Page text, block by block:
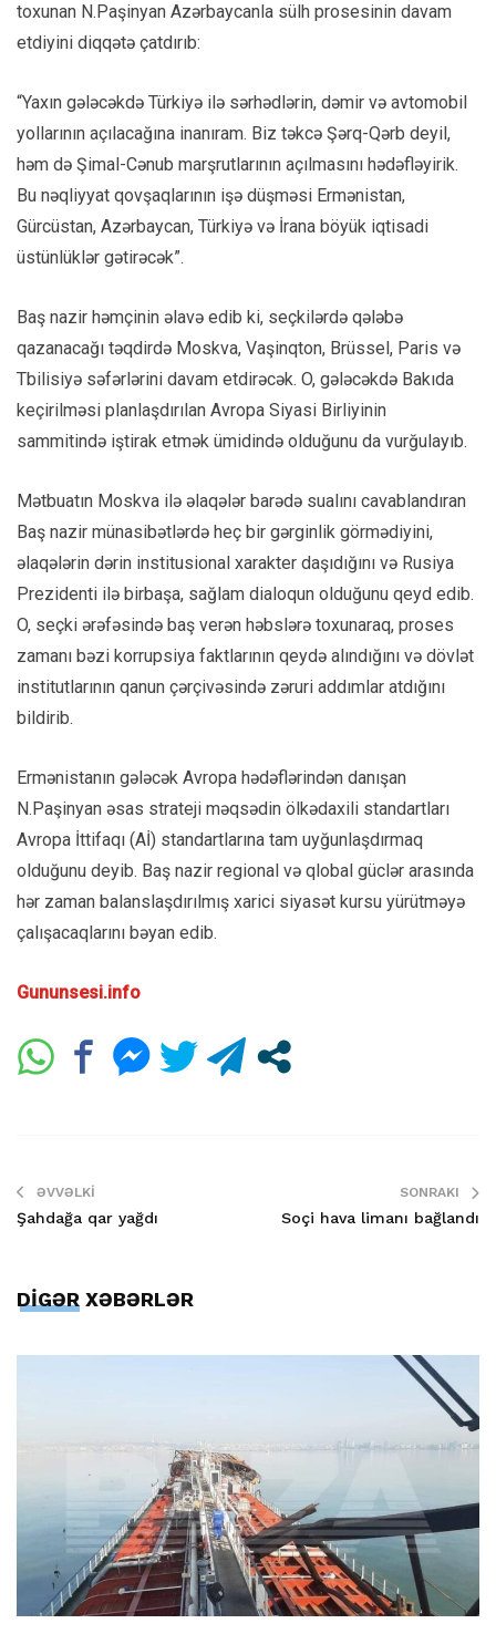
toxunan N.Paşinyan Azərbaycanla sülh prosesinin davam
etdiyini diqqətə çatdırıb:
“Yaxın gələcəkdə Türkiyə ilə sərhədlərin, dəmir və avtomobil
yollarının açılacağına inanıram. Biz təkcə Şərq-Qərb deyil,
həm də Şimal-Cənub marşrutlarının açılmasını hədəfləyirik.
Bu nəqliyyat qovşaqlarının işə düşməsi Ermənistan,
Gürcüstan, Azərbaycan, Türkiyə və İrana böyük iqtisadi
üstünlüklər gətirəcək”.
Baş nazir həmçinin əlavə edib ki, seçkilərdə qələbə
qazanacağı təqdirdə Moskva, Vaşinqton, Brüssel, Paris və
Tbilisiyə səfərlərini davam etdirəcək. O, gələcəkdə Bakıda
keçirilməsi planlaşdırılan Avropa Siyasi Birliyinin
sammitində iştirak etmək ümidində olduğunu da vurğulayıb.
Mətbuatın Moskva ilə əlaqələr barədə sualını cavablandıran
Baş nazir münasibətlərdə heç bir gərginlik görmədiyini,
əlaqələrin dərin institusional xarakter daşıdığını və Rusiya
Prezidenti ilə birbaşa, sağlam dialoqun olduğunu qeyd edib.
O, seçki ərəfəsində baş verən həbslərə toxunaraq, proses
zamanı bəzi korrupsiya faktlarının qeydə alındığını və dövlət
institutlarının qanun çərçivəsində zəruri addımlar atdığını
bildirib.
Ermənistanın gələcək Avropa hədəflərindən danışan
N.Paşinyan əsas strateji məqsədin ölkədaxili standartları
Avropa İttifaqı (Aİ) standartlarına tam uyğunlaşdırmaq
olduğunu deyib. Baş nazir regional və qlobal güclər arasında
hər zaman balanslaşdırılmış xarici siyasət kursu yürütməyə
çalışacaqlarını bəyan edib.
Gununsesi.info
ƏVVƏLKI
Şahdağa qar yağdı
SONRAKI
Soçi hava limanı bağlandı
DİGƏR XƏBƏRLƏR